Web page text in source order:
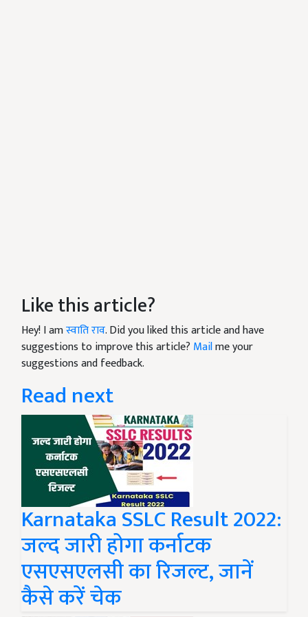
Like this article?
Hey! I amस्वाति राव. Did you liked this article and have
suggestions to improve this article? Mailme your
suggestions and feedback.
Read next
Karnataka SSLC Result 2022:
जल्द जारी होगा कर्नाटक
एसएसएलसी का रिजल्ट, जानें
कैसे करें चेक